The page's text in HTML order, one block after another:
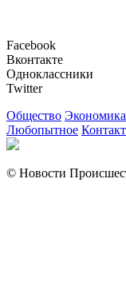
Facebook
Вконтакте
Одноклассники
Twitter
Общество Экономика
Любопытное
© Новости